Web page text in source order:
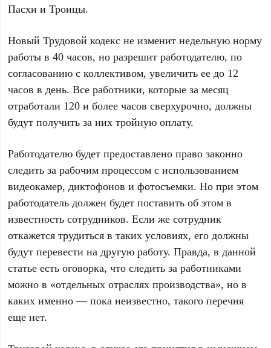
Пасхи и Троицы.
Новый Трудовой кодекс не изменит недельную норму
работы в 40 часов, но разрешит работодателю, по
согласованию с коллективом, увеличить ее до 12
часов в день. Все работники, которые за месяц
отработали 120 и более часов сверхурочно, должны
будут получить за них тройную оплату.
Работодателю будет предоставлено право законно
следить за рабочим процессом с использованием
видеокамер, диктофонов и фотосъемки. Но при этом
работодатель должен будет поставить об этом в
известность сотрудников. Если же сотрудник
откажется трудиться в таких условиях, его должны
будут перевести на другую работу. Правда, в данной
статье есть оговорка, что следить за работниками
можно в «отдельных отраслях производства», но в
каких именно — пока неизвестно, такого перечня
еще нет.